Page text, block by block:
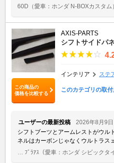
60D （愛車：ホンダ N-BOXカスタム）
この商品の
価格を比較する
AXIS-PARTS
シフトサイドパ
インテリア ステ
このカテゴリの取
ユーザーの最新投稿
2026年8月9日
シフトブーツとアームレストがウル
ネルはカーボンじゃなくウルトラス
… ﾌﾞﾗｱｽ （愛車：ホンダ シビックタ